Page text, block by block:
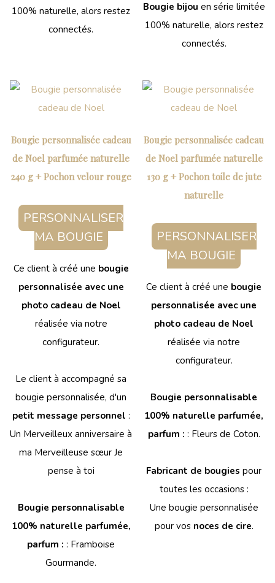
100% naturelle, alors restez
connectés.
Bougie bijou en série limitée
100% naturelle, alors restez
connectés.
Bougie personnalisée cadeau
de Noel parfumée naturelle
240 g + Pochon velour rouge
PERSONNALISER
MA BOUGIE
Ce client à créé une bougie
personnalisée avec une
photo cadeau de Noel
réalisée via notre
configurateur.
Le client à accompagné sa
bougie personnalisée, d'un
petit message personnel :
Un Merveilleux anniversaire à
ma Merveilleuse sœur Je
pense à toi
Bougie personnalisable
100% naturelle parfumée,
parfum :: Framboise
Gourmande.
Bougie personnalisée cadeau
de Noel parfumée naturelle
130 g + Pochon toile de jute
naturelle
PERSONNALISER
MA BOUGIE
Ce client à créé une bougie
personnalisée avec une
photo cadeau de Noel
réalisée via notre
configurateur.
Bougie personnalisable
100% naturelle parfumée,
parfum : : Fleurs de Coton.
Fabricant de bougies pour
toutes les occasions :
Une bougie personnalisée
pour vos noces de cire.